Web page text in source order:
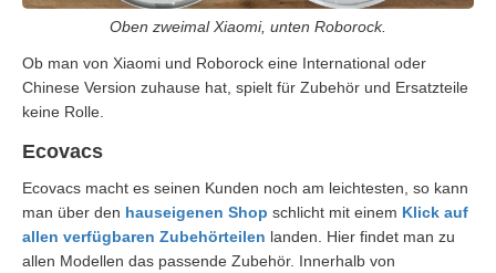
Oben zweimal Xiaomi, unten Roborock.
Ob man von Xiaomi und Roborock eine International oder
Chinese Version zuhause hat, spielt für Zubehör und Ersatzteile
keine Rolle.​
Ecovacs
Ecovacs macht es seinen Kunden noch am leichtesten, so kann
man über den hauseigenen Shop schlicht mit einem Klick auf
allen verfügbaren Zubehörteilen landen. Hier findet man zu
allen Modellen das passende Zubehör. Innerhalb von